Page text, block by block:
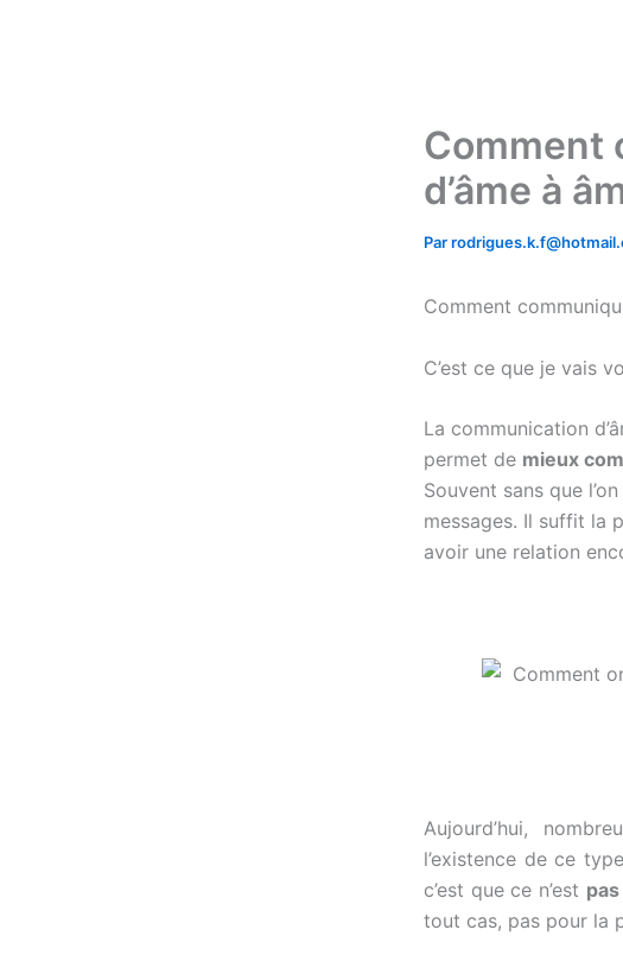
Comment
d’âme à
Par
Comment
C’est ce que je vais
La communication
permet de mieux
Souvent sans que
messages. Il suffit la
avoir une relation
Aujourd’hui,
l’existence de ce
c’est que ce n’est
tout cas, pas pour la